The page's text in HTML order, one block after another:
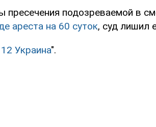
пресечения подозреваемой в
ареста на 60 суток, суд лишил
Украина".